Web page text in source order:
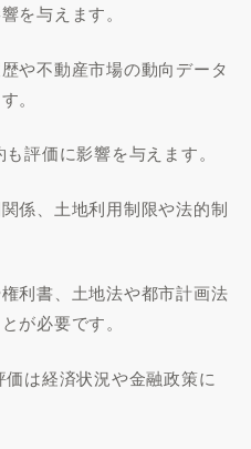
を与えます。
や不動産市場の動向データ
。
評価に影響を与えます。
係、土地利用制限や法的制
利書、土地法や都市計画法
が必要です。
は経済状況や金融政策に